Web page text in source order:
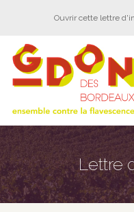
Ouvrir cette lettre
Lettre